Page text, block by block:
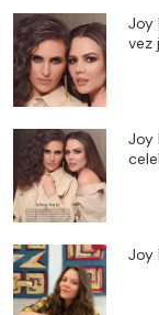
Joy
vez
Joy
Joy